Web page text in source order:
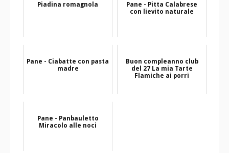
Piadina romagnola
Pane - Pitta Calabrese
con lievito naturale
Pane - Ciabatte con pasta
madre
Buon compleanno club
del 27 La mia Tarte
Flamiche ai porri
Pane - Panbauletto
Miracolo alle noci